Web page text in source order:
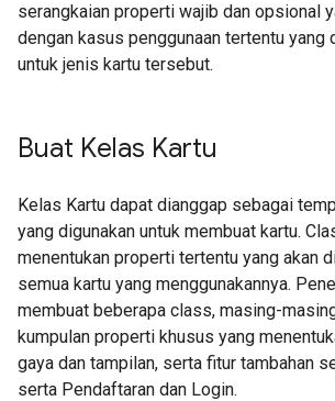
serangkaian properti wajib dan opsional
dengan kasus penggunaan tertentu yang
untuk jenis kartu tersebut.
Buat Kelas Kartu
Kelas Kartu dapat dianggap sebagai
yang digunakan untuk membuat kartu.
menentukan properti tertentu yang akan
semua kartu yang menggunakannya.
membuat beberapa class, masing-
kumpulan properti khusus yang
gaya dan tampilan, serta fitur tambahan
serta Pendaftaran dan Login.